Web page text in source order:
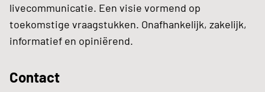
livecommunicatie. Een visie vormend op
toekomstige vraagstukken. Onafhankelijk, zakelijk,
informatief en opiniërend.
Contact